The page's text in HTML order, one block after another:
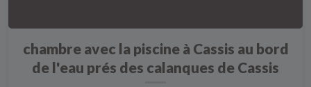
chambre avec la piscine à Cassis au bord
de l'eau prés des calanques de Cassis